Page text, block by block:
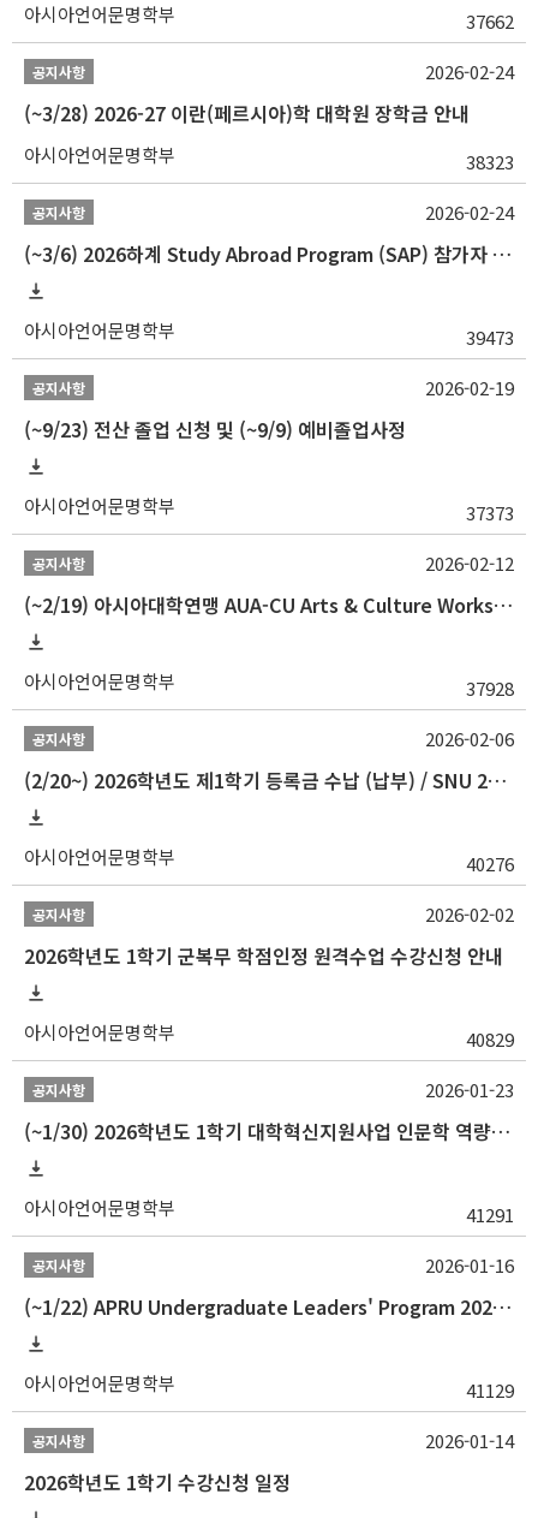
아시아언어문명학부 37662
공지사항
(~3/28) 2026-27 이란(페르시아)학 대학원 장학금 안내
아시아언어문명학부 38323
2026-02-24
공지사항
(~3/6) 2026하계 Study Abroad Program (SAP) 참가자 모집 안내
아시아언어문명학부 39473
2026-02-24
공지사항
(~9/23) 전산 졸업 신청 및 (~9/9) 예비졸업사정
아시아언어문명학부 37373
2026-02-19
공지사항
(~2/19) 아시아대학연맹 AUA-CU Arts & Culture Workshop Camp 2026 참가자 선발 안내
아시아언어문명학부 37928
2026-02-12
공지사항
(2/20~) 2026학년도 제1학기 등록금 수납 (납부) / SNU 26-1 Tuition fee payment notice
아시아언어문명학부 40276
2026-02-06
공지사항
2026학년도 1학기 군복무 학점인정 원격수업 수강신청 안내
아시아언어문명학부 40829
2026-02-02
공지사항
(~1/30) 2026학년도 1학기 대학혁신지원사업 인문학 역량강화 학업지원금 지원 선발 안내(학·석·박사)
아시아언어문명학부 41291
2026-01-23
공지사항
(~1/22) APRU Undergraduate Leaders' Program 2026 프로그램 참가자 모집
아시아언어문명학부 41129
2026-01-16
공지사항
2026학년도 1학기 수강신청 일정
2026-01-14